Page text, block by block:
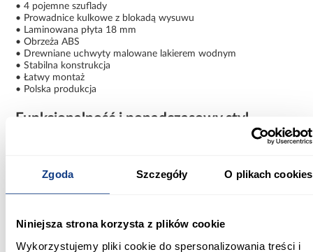
Zgoda Szczegóły O plikach cookies
Niniejsza strona korzysta z plików cookie
Wykorzystujemy pliki cookie do spersonalizowania treści i
• 4 pojemne szuflady
• Prowadnice kulkowe z blokadą wysuwu
• Laminowana płyta 18 mm
• Obrzeża ABS
• Drewniane uchwyty malowane lakierem wodnym
• Stabilna konstrukcja
• Łatwy montaż
• Polska produkcja
Funkcjonalność i ponadczasowy styl
Komoda dziecięca Emily z szarym motywem to połączenie
kolorystyka sprawia, że stanowi praktyczny i estetyczny element
Informacje Informacje o produkcie